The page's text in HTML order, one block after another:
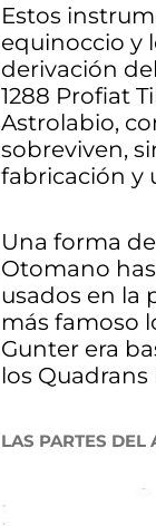
Estos
equinoccio y
derivación
1288 Profiat
Astrolabio,
sobreviven,
fabricación y
Una forma
Otomano
usados en la
más famoso
Gunter era
los
LAS PARTES DEL